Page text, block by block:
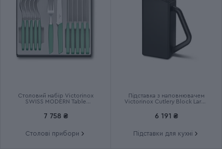
Столовий набір Victorinox
SWISS MODERN Table
7 758 ₴
Столові прибори
Підставка з наповнювачем
Victorinox Cutlery Block Large
6 191 ₴
Підставки для кухні